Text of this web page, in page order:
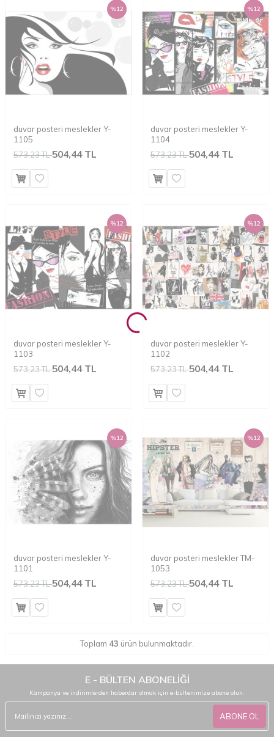
%12
duvar posteri meslekler Y-
1105
573,23 TL504,44 TL
%12
duvar posteri meslekler Y-
1104
573,23 TL504,44 TL
%12
duvar posteri meslekler Y-
1103
573,23 TL504,44 TL
%12
duvar posteri meslekler Y-
1102
573,23 TL504,44 TL
%12
duvar posteri meslekler Y-
1101
573,23 TL504,44 TL
%12
duvar posteri meslekler TM-
1053
573,23 TL504,44 TL
Toplam 43 ürün bulunmaktadır.
E - BÜLTEN ABONELİĞİ
Kampanya ve indirimlerden haberdar olmak için e-bültenimize abone olun.
ABONE OL